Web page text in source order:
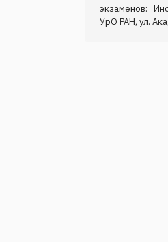
экзаменов:
УрО РАН, ул.